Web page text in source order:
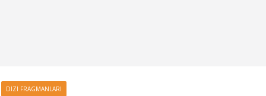
DIZI FRAGMANLARI